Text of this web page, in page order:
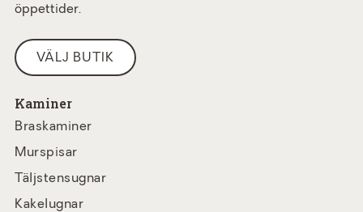
öppettider.
VÄLJ BUTIK
Kaminer
Braskaminer
Murspisar
Täljstensugnar
Kakelugnar